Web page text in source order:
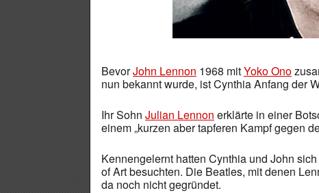
BevorJohn Lennon 1968 mitYoko Ono
nun bekannt wurde, ist Cynthia Anfang der
Ihr Sohn Julian Lennon erklärte in einer
einem „kurzen aber tapferen Kampf gegen
Kennengelernt hatten Cynthia und John
of Art besuchten. Die Beatles, mit denen
da noch nicht gegründet.